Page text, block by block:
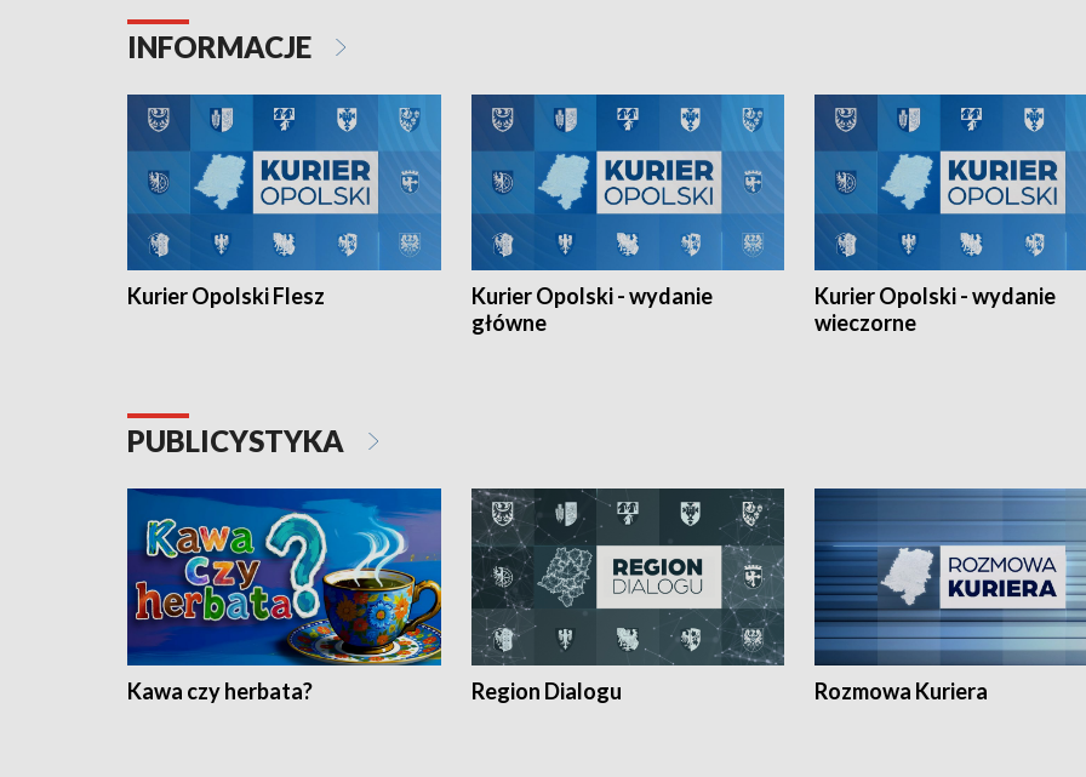
torowym.
INFORMACJE
Kurier Opolski Flesz
Kurier Opolski - wydanie
główne
Kurier Opolski - wydanie
wieczorne
PUBLICYSTYKA
Kawa czy herbata? Region Dialogu Rozmowa Kuriera